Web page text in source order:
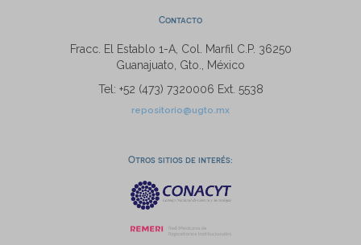
Contacto
Fracc. El Establo 1-A, Col. Marfil C.P. 36250
Guanajuato, Gto., México
Tel: +52 (473) 7320006 Ext. 5538
repositorio@ugto.mx
Otros sitios de interés: